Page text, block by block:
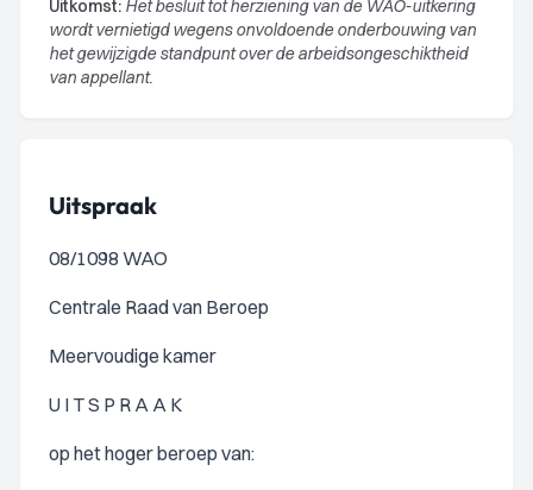
Uitkomst: Het besluit tot herziening van de WAO-uitkering
wordt vernietigd wegens onvoldoende onderbouwing van
het gewijzigde standpunt over de arbeidsongeschiktheid
van appellant.
Uitspraak
08/1098 WAO
Centrale Raad van Beroep
Meervoudige kamer
U I T S P R A A K
op het hoger beroep van: